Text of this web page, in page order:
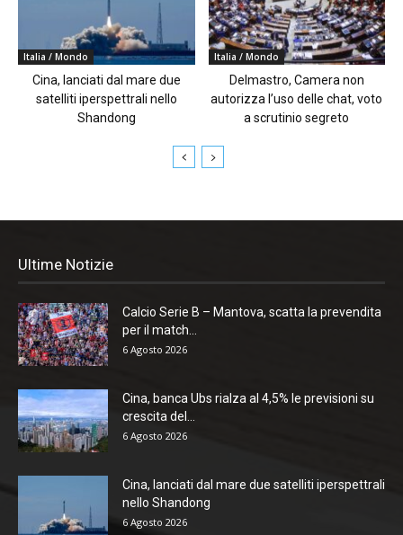
Italia / Mondo
Cina, lanciati dal mare due
satelliti iperspettrali nello
Shandong
Italia / Mondo
Delmastro, Camera non
autorizza l’uso delle chat, voto
a scrutinio segreto
Ultime Notizie
Calcio Serie B – Mantova, scatta la prevendita
per il match...
6 Agosto 2026
Cina, banca Ubs rialza al 4,5% le previsioni su
crescita del...
6 Agosto 2026
Cina, lanciati dal mare due satelliti iperspettrali
nello Shandong
6 Agosto 2026